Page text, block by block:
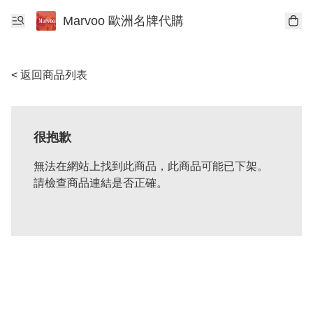
Marvoo 歐洲名牌代購
< 返回商品列表
很抱歉
無法在網站上找到此商品，此商品可能已下架。
請檢查商品連結是否正確。